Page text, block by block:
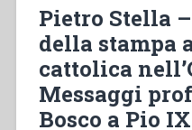
and
dream
Pietro Stella
della stampa
cattolica
Messaggi
Bosco a Pio